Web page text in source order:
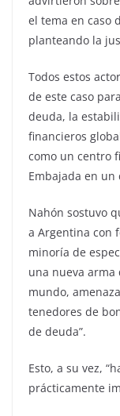
el tema en caso
planteando la
Todos estos
de este caso
deuda, la
financieros
como un centro
Embajada en un
Nahón sostuvo
a Argentina con
minoría de
una nueva
mundo,
tenedores de
de deuda”.
Esto, a su vez,
prácticamente